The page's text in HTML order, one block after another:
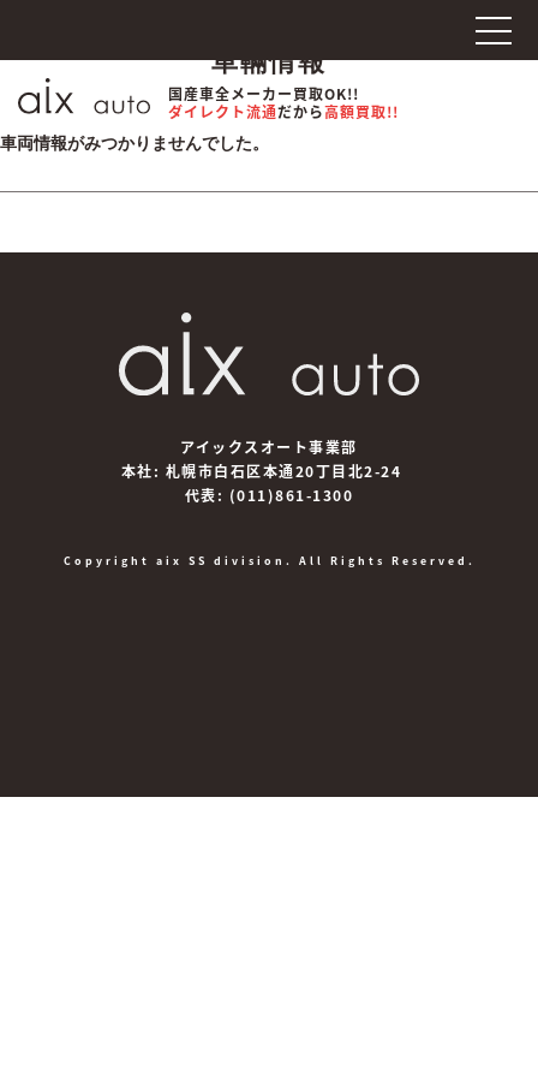
国産車全メーカー買取OK!!
ダイレクト流通だから高額買取!!
車輛情報
車両情報がみつかりませんでした。
アイックスオート事業部
本社: 札幌市白石区本通20丁目北2-24
代表: (011)861-1300
Copyright aix SS division. All Rights Reserved.